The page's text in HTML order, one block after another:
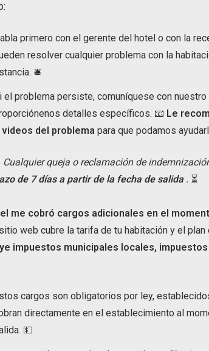
primero con el gerente del hotel o con la
resolver cualquier problema con la
🛎️
el problema persiste, comuníquese con nuestro
detalles específicos. 📧 Le
videos del problema para que podamos
Cualquier queja o reclamación de
de 7 días a partir de la fecha de salida. ⏳
me cobró cargos adicionales en el
web cubre la tarifa de tu habitación y el
impuestos municipales locales,
cargos son obligatorios por ley,
directamente en el establecimiento al
💵